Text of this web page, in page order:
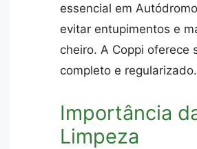
essencial em
evitar entupimentos e
cheiro. A Coppi oferece
completo e regularizado.
Importância
Limpeza